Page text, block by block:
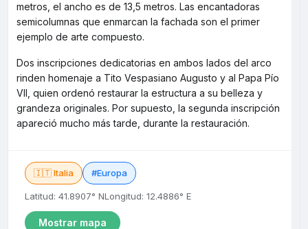
metros, el ancho es de 13,5 metros. Las encantadoras
semicolumnas que enmarcan la fachada son el primer
ejemplo de arte compuesto.
Dos inscripciones dedicatorias en ambos lados del arco
rinden homenaje a Tito Vespasiano Augusto y al Papa Pío
VII, quien ordenó restaurar la estructura a su belleza y
grandeza originales. Por supuesto, la segunda inscripción
apareció mucho más tarde, durante la restauración.
🇮🇹 Italia #Europa
Latitud: 41.8907° NLongitud: 12.4886° E
Mostrar mapa